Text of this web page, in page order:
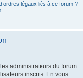
légaux liés à ce forum ?
administrateurs du forum
inscrits. En vous